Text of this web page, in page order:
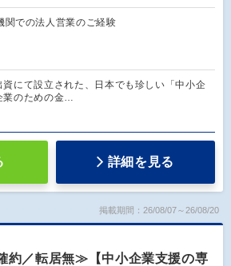
関での法人営業のご経験
資にて設立された、日本でも珍しい「中小企
業のための金…
詳細を見る
掲載期間：26/08/07～26/08/20
約／転居無≫【中小企業支援の専